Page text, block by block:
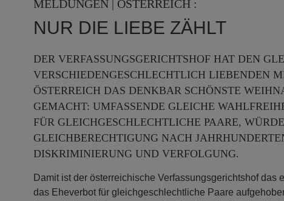
MELDUNGEN | ÖSTERREICH :
NUR DIE LIEBE ZÄHLT
DER VERFASSUNGSGERICHTSHOF HAT DEN
VERSCHIEDENGESCHLECHTLICH LIEBENDEN
ÖSTERREICH DAS DENKBAR SCHÖNSTE
GEMACHT: UMFASSENDE GLEICHE
FÜR GLEICHGESCHLECHTLICHE PAARE,
GLEICHBERECHTIGUNG NACH
DISKRIMINIERUNG UND VERFOLGUNG.
Damit ist der österreichische Verfassungsgerichtshof das
das Eheverbot für gleichgeschlechtliche Paare